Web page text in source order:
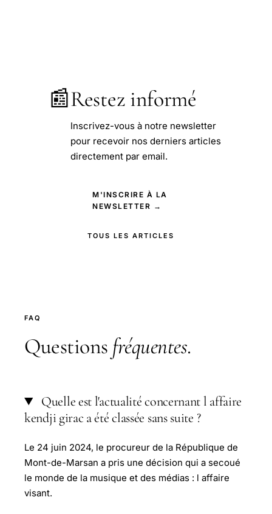
📰Restez informé
Inscrivez-vous à notre newsletter
pour recevoir nos derniers articles
directement par email.
M'INSCRIRE À LA
NEWSLETTER →
TOUS LES ARTICLES
FAQ
Questions fréquentes.
Quelle est l'actualité concernant l affaire
kendji girac a été classée sans suite ?
Le 24 juin 2024, le procureur de la République de
Mont-de-Marsan a pris une décision qui a secoué
le monde de la musique et des médias : l affaire
visant.